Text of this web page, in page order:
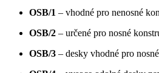
OSB/1 – vhodné pro nenosné
OSB/2 – určené pro nosné
OSB/3 – desky vhodné pro